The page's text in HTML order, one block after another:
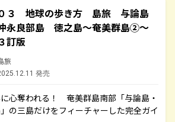
３ 地球の歩き方 島旅 与論島
永良部島 徳之島～奄美群島②～
訂版
旅
発売
心奪われる！ 奄美群島南部「与論島・
の三島だけをフィーチャーした完全ガイ